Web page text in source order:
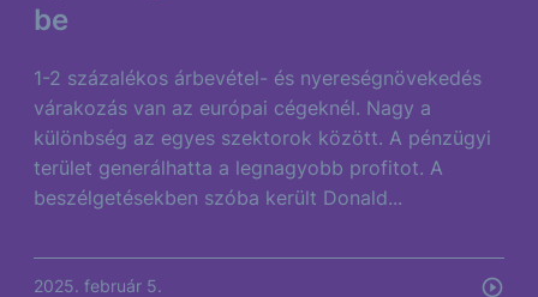
be
1-2 százalékos árbevétel- és nyereségnövekedés
várakozás van az európai cégeknél. Nagy a
különbség az egyes szektorok között. A pénzügyi
terület generálhatta a legnagyobb profitot. A
beszélgetésekben szóba került Donald...
2025. február 5.